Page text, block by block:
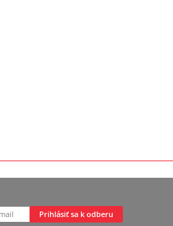
Prihlásiť sa k odberu